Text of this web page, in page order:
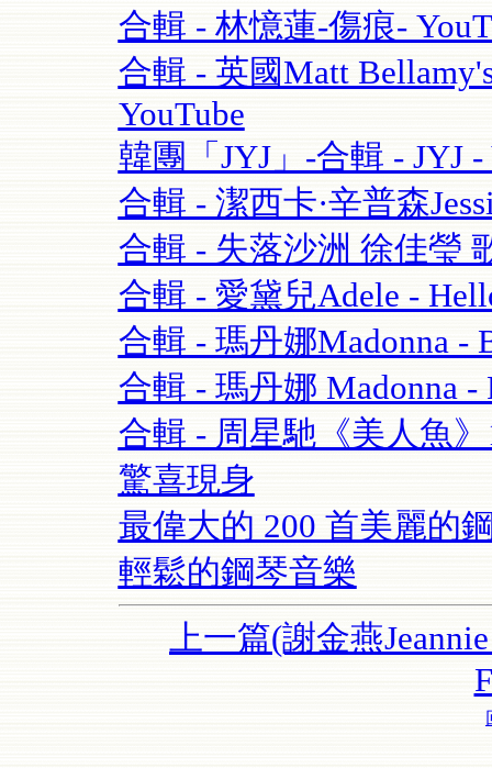
合輯 - 林憶蓮-傷痕-
合輯 - 英國Matt
YouTube
韓團「JYJ」-合輯 - JYJ -
合輯 - 潔西卡·辛普森
合輯 - 失落沙洲 徐佳瑩
合輯 - 愛黛兒Adele -
合輯 - 瑪丹娜Madonna -
合輯 - 瑪丹娜 Madonna -
合輯 - 周星馳《美人魚
驚喜現身
最偉大的 200 首美麗的
輕鬆的鋼琴音樂
上一篇(謝金燕